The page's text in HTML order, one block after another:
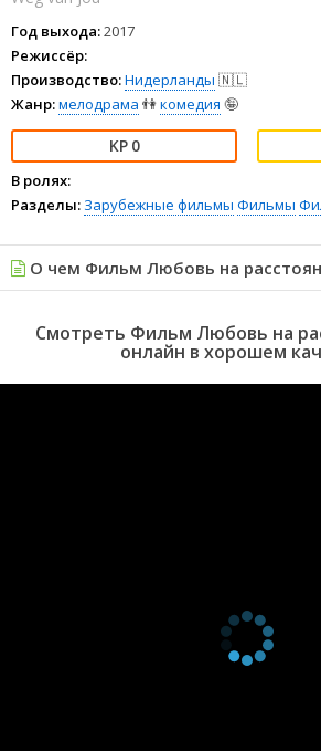
Год выхода:2017
Режиссёр:
Производство:Нидерланды 🇳🇱
Жанр:мелодрама 👫комедия 🤪
0
В ролях:
Разделы: Зарубежные фильмы Фильмы
О чем Фильм Любовь на
Смотреть Фильм Любовь на
онлайн в хорошем